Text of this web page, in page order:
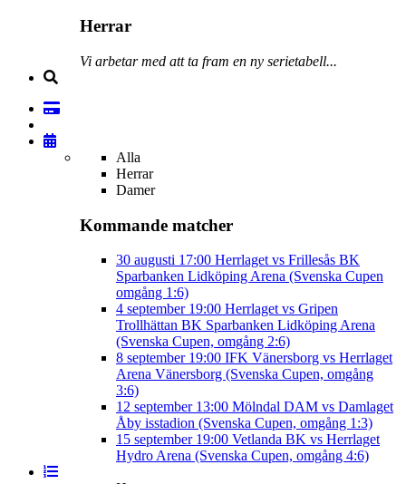
Herrar
Vi arbetar med att ta fram en ny serietabell...
Alla
Herrar
Damer
Kommande matcher
30 augusti 17:00 Herrlaget vs Frillesås BK
Sparbanken Lidköping Arena (Svenska Cupen
omgång 1:6)
4 september 19:00 Herrlaget vs Gripen
Trollhättan BK Sparbanken Lidköping Arena
(Svenska Cupen, omgång 2:6)
8 september 19:00 IFK Vänersborg vs Herrlaget
Arena Vänersborg (Svenska Cupen, omgång
3:6)
12 september 13:00 Mölndal DAM vs Damlaget
Åby isstadion (Svenska Cupen, omgång 1:3)
15 september 19:00 Vetlanda BK vs Herrlaget
Hydro Arena (Svenska Cupen, omgång 4:6)